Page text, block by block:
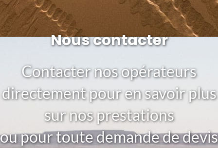
Nous contacter
Contacter nos opérateurs
directement pour en savoir plus
sur nos prestations
ou pour toute demande de devis